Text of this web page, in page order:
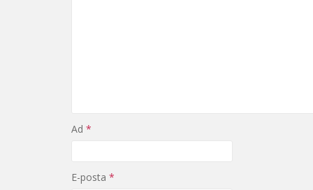
Ad *
E-posta *